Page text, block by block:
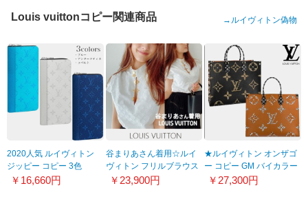
Louis vuittonコピー関連商品 → ルイヴィトン偽物
2020人気 ルイヴィトン
ジッピー コピー 3色
M30446 M30447
￥16,660円
谷まりあさん着用☆ルイ
ヴィトン フリルブラウス
偽物☆トップス 上品♪お
￥23,900円
★ルイヴィトン オンザゴ
ー ​コピー GM バイカラー
トートバッグ/希少
￥27,300円